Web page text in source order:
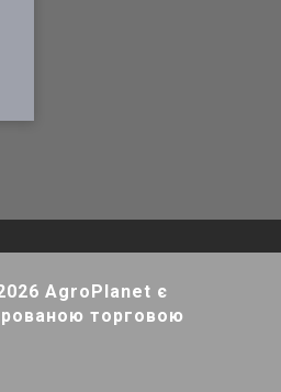
AgroPlanet є
торговою